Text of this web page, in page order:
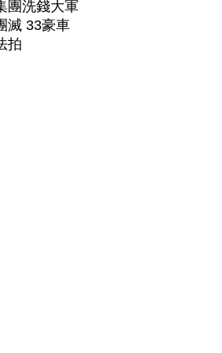
團洗錢大軍
滅 33豪車
拍